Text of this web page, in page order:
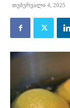
თებერვალი 4, 2025